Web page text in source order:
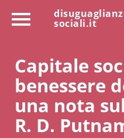
sociali.it
Capitale
benessere
una nota
R. D.